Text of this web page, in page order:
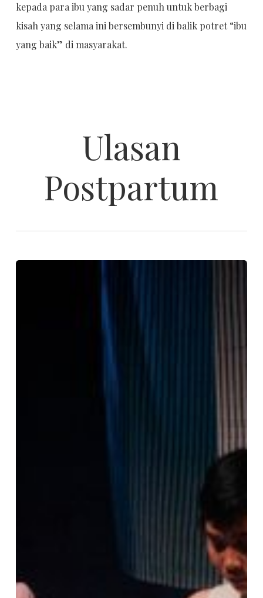
kepada para ibu yang sadar penuh untuk berbagi
kisah yang selama ini bersembunyi di balik potret “ibu
yang baik” di masyarakat.
Ulasan
Postpartum